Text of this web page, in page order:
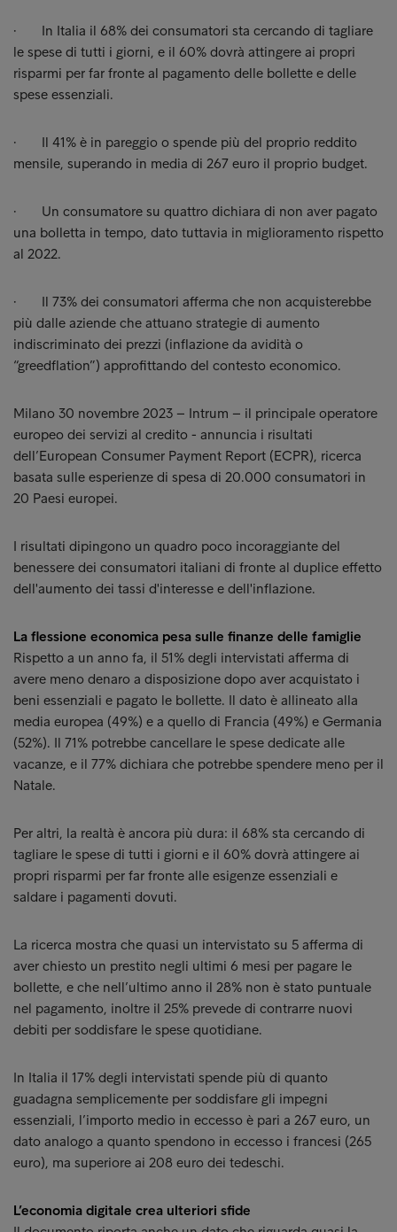
· In Italia il 68% dei consumatori sta cercando di tagliare
le spese di tutti i giorni, e il 60% dovrà attingere ai propri
risparmi per far fronte al pagamento delle bollette e delle
spese essenziali.
· Il 41% è in pareggio o spende più del proprio reddito
mensile, superando in media di 267 euro il proprio budget.
· Un consumatore su quattro dichiara di non aver pagato
una bolletta in tempo, dato tuttavia in miglioramento rispetto
al 2022.
· Il 73% dei consumatori afferma che non acquisterebbe
più dalle aziende che attuano strategie di aumento
indiscriminato dei prezzi (inflazione da avidità o
“greedflation”) approfittando del contesto economico.
Milano 30 novembre 2023 – Intrum – il principale operatore
europeo dei servizi al credito - annuncia i risultati
dell’European Consumer Payment Report (ECPR), ricerca
basata sulle esperienze di spesa di 20.000 consumatori in
20 Paesi europei.
I risultati dipingono un quadro poco incoraggiante del
benessere dei consumatori italiani di fronte al duplice effetto
dell'aumento dei tassi d'interesse e dell'inflazione.
La flessione economica pesa sulle finanze delle famiglie
Rispetto a un anno fa, il 51% degli intervistati afferma di
avere meno denaro a disposizione dopo aver acquistato i
beni essenziali e pagato le bollette. Il dato è allineato alla
media europea (49%) e a quello di Francia (49%) e Germania
(52%). Il 71% potrebbe cancellare le spese dedicate alle
vacanze, e il 77% dichiara che potrebbe spendere meno per il
Natale.
Per altri, la realtà è ancora più dura: il 68% sta cercando di
tagliare le spese di tutti i giorni e il 60% dovrà attingere ai
propri risparmi per far fronte alle esigenze essenziali e
saldare i pagamenti dovuti.
La ricerca mostra che quasi un intervistato su 5 afferma di
aver chiesto un prestito negli ultimi 6 mesi per pagare le
bollette, e che nell’ultimo anno il 28% non è stato puntuale
nel pagamento, inoltre il 25% prevede di contrarre nuovi
debiti per soddisfare le spese quotidiane.
In Italia il 17% degli intervistati spende più di quanto
guadagna semplicemente per soddisfare gli impegni
essenziali, l’importo medio in eccesso è pari a 267 euro, un
dato analogo a quanto spendono in eccesso i francesi (265
euro), ma superiore ai 208 euro dei tedeschi.
L’economia digitale crea ulteriori sfide